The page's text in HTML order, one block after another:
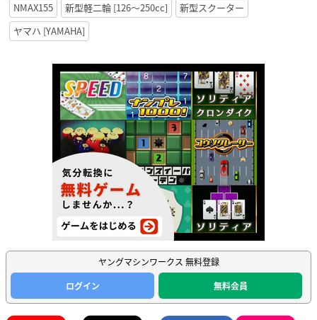
NMAX155
新型軽二輪 [126〜250cc]
新型スクーター
ヤマハ [YAMAHA]
ヤングマシンワークス 無料登録
ログイン
無料会員